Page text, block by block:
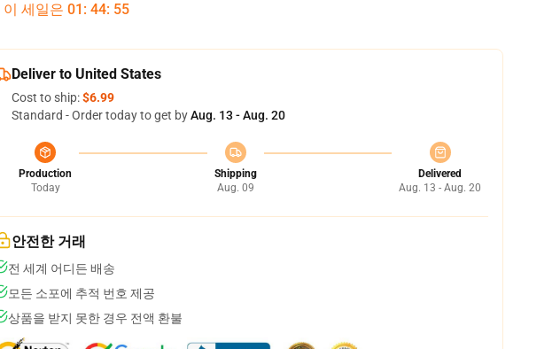
이 세일은 01 : 44: 54
Deliver to United States
Cost to ship:$6.99
Standard - Order today to get byAug. 13 - Aug. 20
Production
Today
Shipping
Aug. 09
Delivered
Aug. 13 - Aug. 20
안전한 거래
전 세계 어디든 배송
모든 소포에 추적 번호 제공
상품을 받지 못한 경우 전액 환불